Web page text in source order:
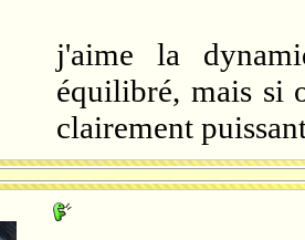
j'aime la
équilibré, mais si
clairement